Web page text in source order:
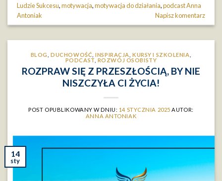
Ludzie Sukcesu,motywacja,motywacja do działania,podcast Anna
Antoniak
Napisz komentarz
BLOG ,DUCHOWOŚĆ ,INSPIRACJA ,KURSY I SZKOLENIA
PODCAST ROZWÓJ OSOBISTY
ROZPRAW SIĘ Z PRZESZŁOŚCIĄ, BY NIE
NISZCZYŁA CI ŻYCIA!
POST OPUBLIKOWANY W DNIU: 14 STYCZNIA 2025 AUTOR:
ANNA ANTONIAK
14
sty